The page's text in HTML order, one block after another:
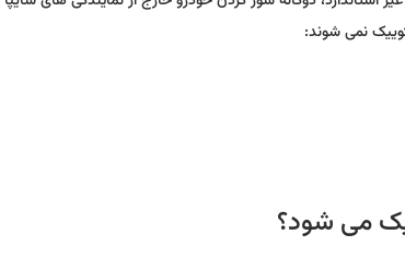
نمی شوند:
می شود؟